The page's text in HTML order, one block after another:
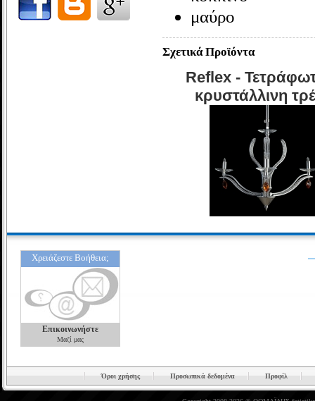
μαύρο
Σχετικά Προϊόντα
Reflex -
κρυστάλλινη
Χρειάζεστε Βοήθεια;
Επικοινωνήστε
Μαζί μας
Όροι χρήσης Προσωπικά δεδομένα Προφίλ